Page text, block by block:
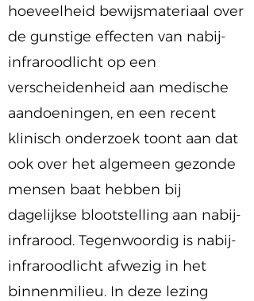
hoeveelheid bewijsmateriaal over
de gunstige effecten van nabij-
infraroodlicht op een
verscheidenheid aan medische
aandoeningen, en een recent
klinisch onderzoek toont aan dat
ook over het algemeen gezonde
mensen baat hebben bij
dagelijkse blootstelling aan nabij-
infrarood. Tegenwoordig is nabij-
infraroodlicht afwezig in het
binnenmilieu. In deze lezing